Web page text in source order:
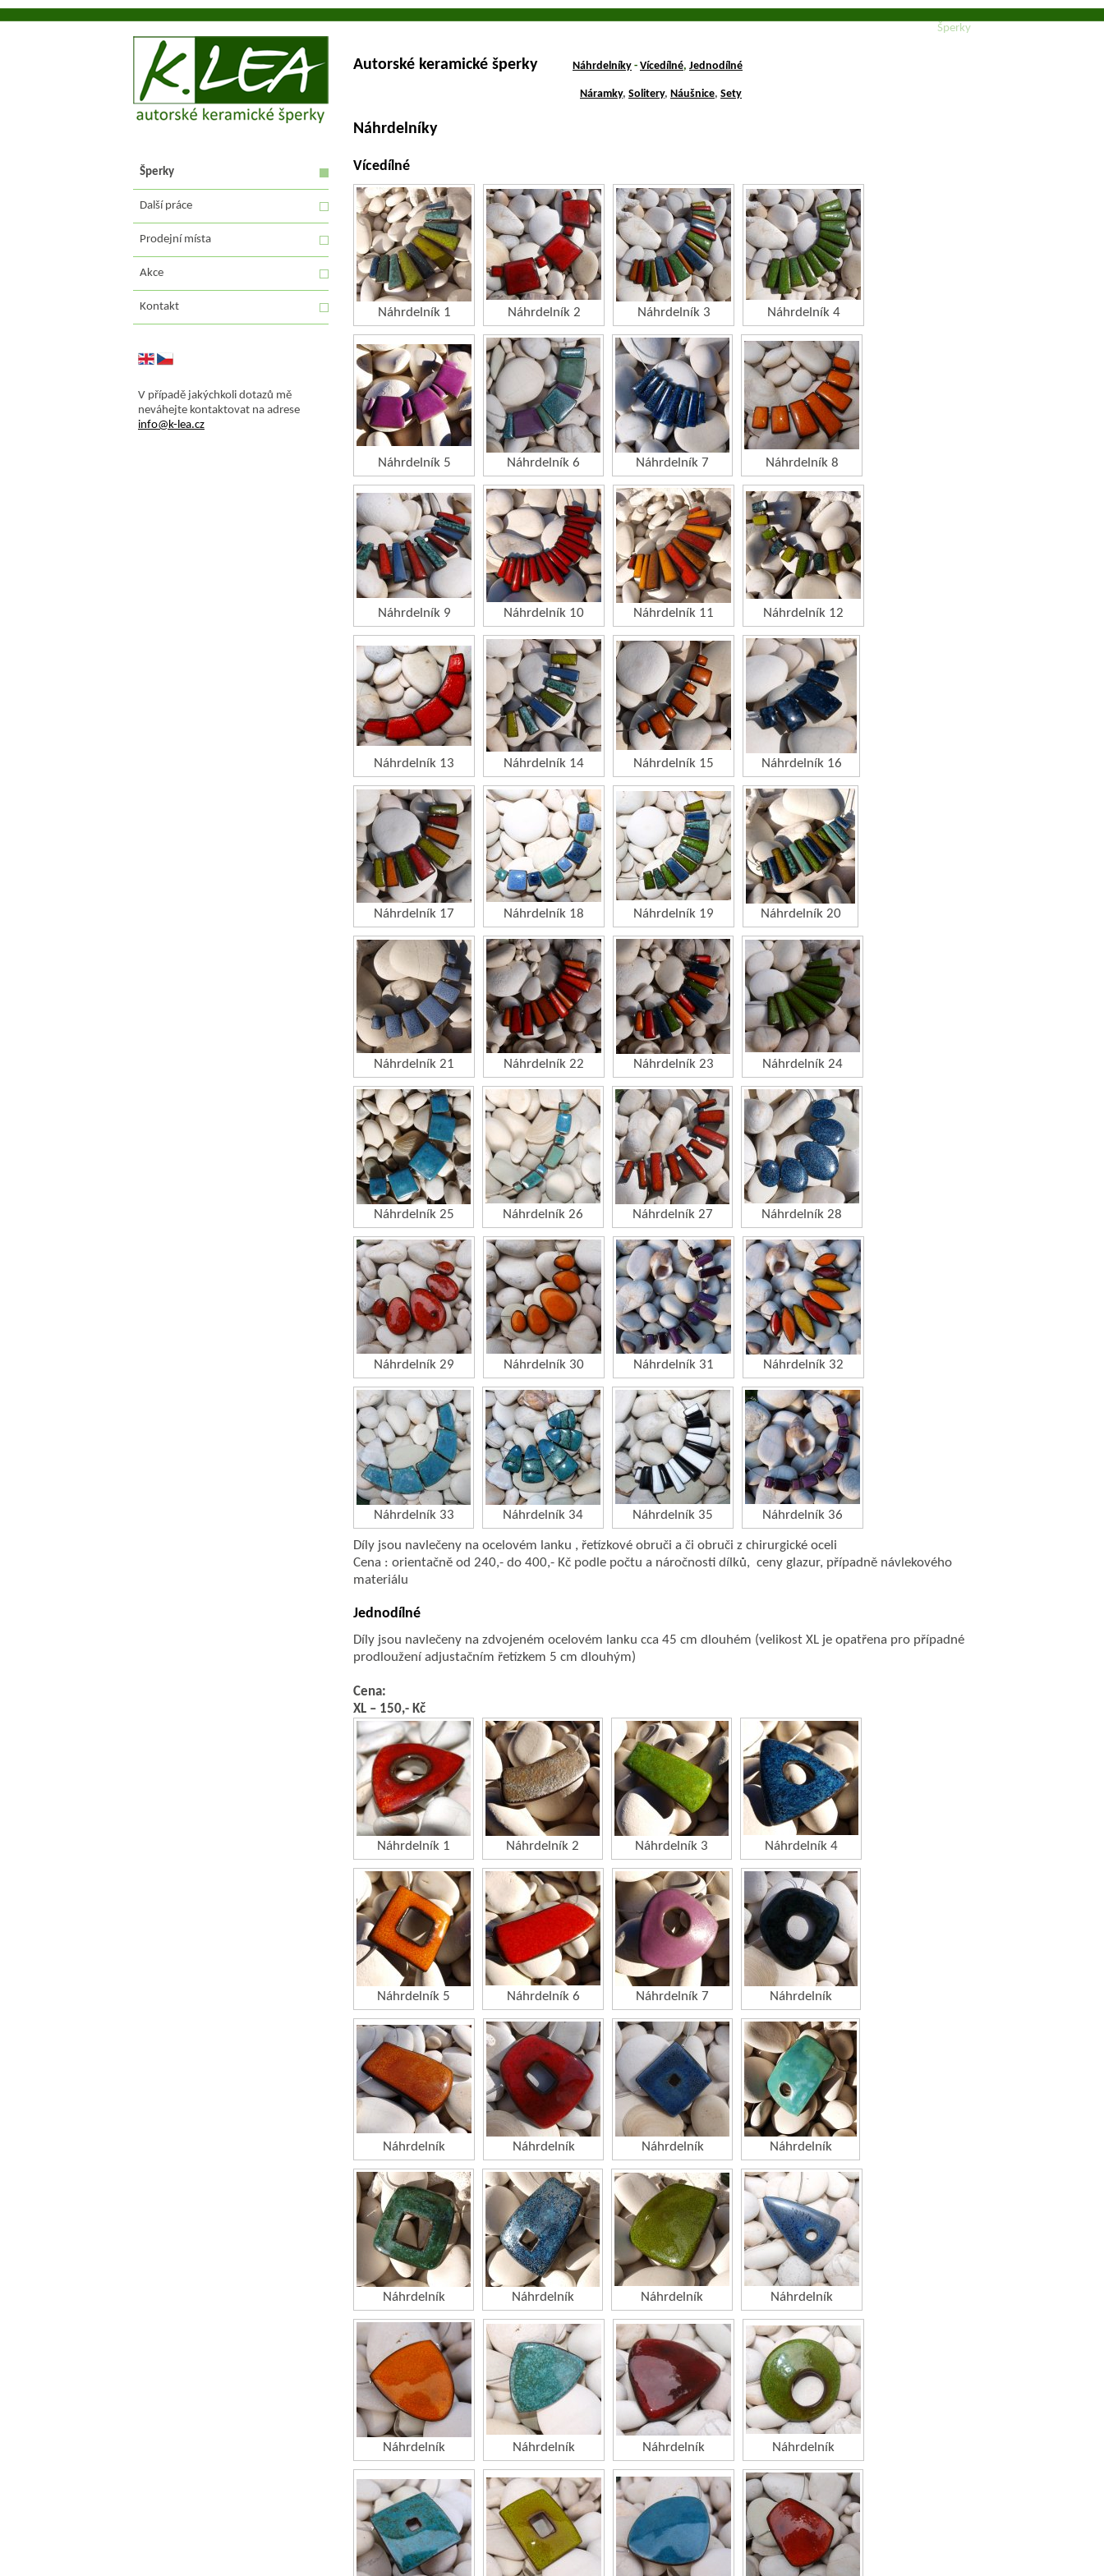
Šperky
Šperky
Další práce
Prodejní místa
Akce
Kontakt
V případě jakýchkoli dotazů mě
neváhejte kontaktovat na adrese
info@k-lea.cz
Autorské keramické šperky Náhrdelníky - Vícedílné, Jednodílné
Náramky, Solitery, Náušnice, Sety
Náhrdelníky
Vícedílné
Náhrdelník 1 Náhrdelník 2 Náhrdelník 3 Náhrdelník 4
Náhrdelník 5 Náhrdelník 6 Náhrdelník 7 Náhrdelník 8
Náhrdelník 9 Náhrdelník 10 Náhrdelník 11 Náhrdelník 12
Náhrdelník 13 Náhrdelník 14 Náhrdelník 15 Náhrdelník 16
Náhrdelník 17 Náhrdelník 18 Náhrdelník 19 Náhrdelník 20
Náhrdelník 21 Náhrdelník 22 Náhrdelník 23 Náhrdelník 24
Náhrdelník 25 Náhrdelník 26 Náhrdelník 27 Náhrdelník 28
Náhrdelník 29 Náhrdelník 30 Náhrdelník 31 Náhrdelník 32
Náhrdelník 33 Náhrdelník 34 Náhrdelník 35 Náhrdelník 36
Díly jsou navlečeny na ocelovém lanku , řetízkové obruči a či obruči z chirurgické oceli
Cena : orientačně od 240,- do 400,- Kč podle počtu a náročnosti dílků, ceny glazur, případně návlekového
materiálu
Jednodílné
Díly jsou navlečeny na zdvojeném ocelovém lanku cca 45 cm dlouhém (velikost XL je opatřena pro případné
prodloužení adjustačním řetízkem 5 cm dlouhým)
Cena:
XL – 150,- Kč
Náhrdelník 1 Náhrdelník 2 Náhrdelník 3 Náhrdelník 4
Náhrdelník 5 Náhrdelník 6 Náhrdelník 7 Náhrdelník
Náhrdelník Náhrdelník Náhrdelník Náhrdelník
Náhrdelník Náhrdelník Náhrdelník Náhrdelník
Náhrdelník Náhrdelník Náhrdelník Náhrdelník